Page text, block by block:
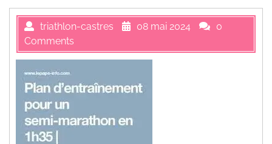
triathlon-castres 08 mai 2024
0
Comments